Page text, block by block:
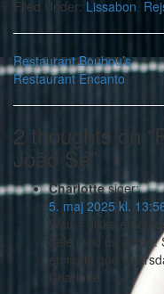
Filed Under: Lissabon,
Restaurant Boubou’s
Restaurant Encanto
2 thoughts on
João Sá”
Charlotte siger:
5. maj 2025 kl.
Wau – sikke en
dele med os
en rigtig god
Charlotte